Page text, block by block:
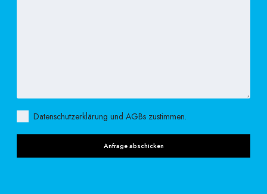
Datenschutzerklärung und AGBs zustimmen.